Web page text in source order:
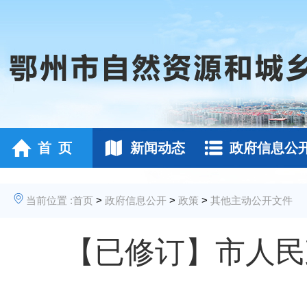
首 页 新闻动态 政府信息公
当前位置 :首页 > 政府信息公开 > 政策 > 其他主动公开文件
【已修订】市人